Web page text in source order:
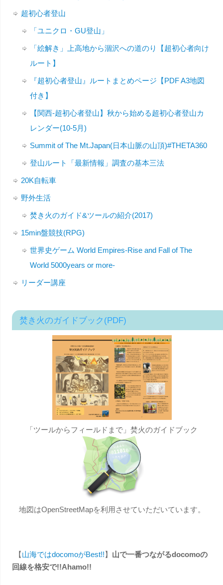
超初心者登山
「ユニクロ・GU登山」
「絵解き」上高地から涸沢への道のり【超初心者向け
ルート】
『超初心者登山』ルートまとめページ【PDF A3地図
付き】
【関西-超初心者登山】秋から始める超初心者登山カ
レンダー(10-5月)
Summit of The Mt.Japan(日本山脈の山頂)#THETA360
登山ルート「最新情報」調査の基本三法
20K自転車
野外生活
焚き火のガイド&ツールの紹介(2017)
15min盤競技(RPG)
世界史ゲーム World Empires-Rise and Fall of The
World 5000years or more-
リーダー講座
焚き火のガイドブック(PDF)
「ツールからフィールドまで」焚火のガイドブック
地図はOpenStreetMapを利用させていただいています。
【山海ではdocomoがBest!!】 山で一番つながるdocomoの
回線を格安で!!Ahamo!!